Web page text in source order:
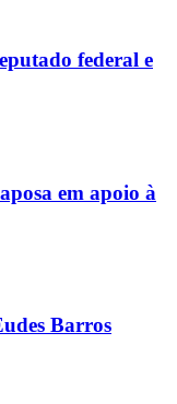
federal e
em apoio à
Barros